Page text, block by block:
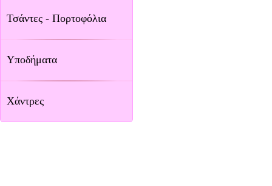
Τσάντες - Πορτοφόλια
Υποδήματα
Χάντρες